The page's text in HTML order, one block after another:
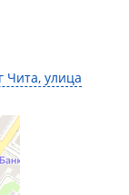
Чита, улица